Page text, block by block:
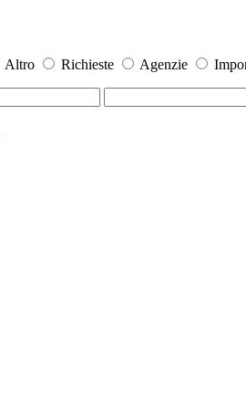
Altro Richieste Agenzie